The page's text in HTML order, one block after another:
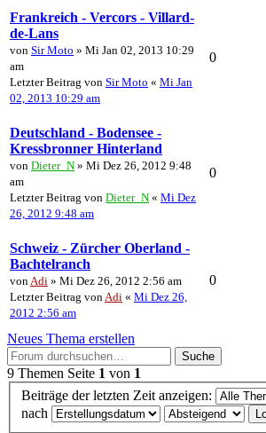
Frankreich - Vercors - Villard-
de-Lans
von Sir Moto » Mi Jan 02, 2013 10:29
am
Letzter Beitrag von Sir Moto « Mi Jan
02, 2013 10:29 am
0
Deutschland - Bodensee -
Kressbronner Hinterland
von Dieter_N » Mi Dez 26, 2012 9:48
am
Letzter Beitrag von Dieter_N « Mi Dez
26, 2012 9:48 am
0
Schweiz - Zürcher Oberland -
Bachtelranch
von Adi » Mi Dez 26, 2012 2:56 am
Letzter Beitrag von Adi « Mi Dez 26,
2012 2:56 am
0
Neues Thema erstellen
Suche
9 Themen Seite 1 von 1
Beiträge der letzten Zeit anzeigen:
nach